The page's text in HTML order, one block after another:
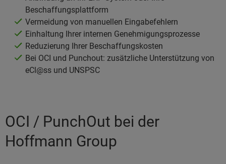
Beschaffungsplattform
Vermeidung von manuellen Eingabefehlern
Einhaltung Ihrer internen Genehmigungsprozesse
Reduzierung Ihrer Beschaffungskosten
Bei OCI und Punchout: zusätzliche Unterstützung von
eCl@ss und UNSPSC
OCI / PunchOut bei der
Hoffmann Group